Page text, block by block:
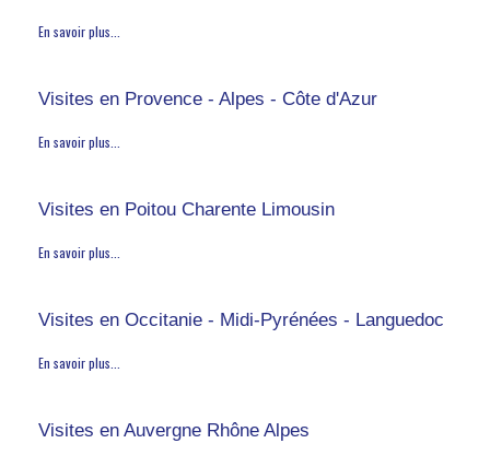
En savoir plus...
Visites en Provence - Alpes - Côte d'Azur
En savoir plus...
Visites en Poitou Charente Limousin
En savoir plus...
Visites en Occitanie - Midi-Pyrénées - Languedoc
En savoir plus...
Visites en Auvergne Rhône Alpes